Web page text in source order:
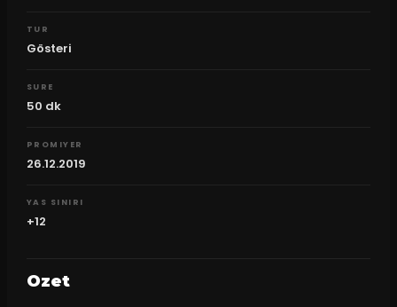
TUR
Gösteri
SURE
50 dk
PROMIYER
26.12.2019
YAS SINIRI
+12
Ozet